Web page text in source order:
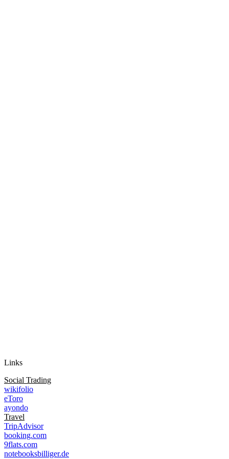
Links
Social Trading
wikifolio
eToro
ayondo
Travel
TripAdvisor
booking.com
9flats.com
notebooksbilliger.de